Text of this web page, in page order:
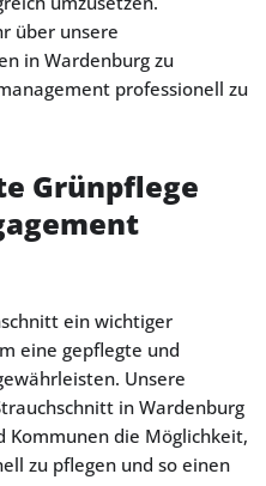
über unsere
in Wardenburg zu
professionell zu
Grünpflege
ein wichtiger
eine gepflegte und
Unsere
in Wardenburg
die Möglichkeit,
zu pflegen und so einen